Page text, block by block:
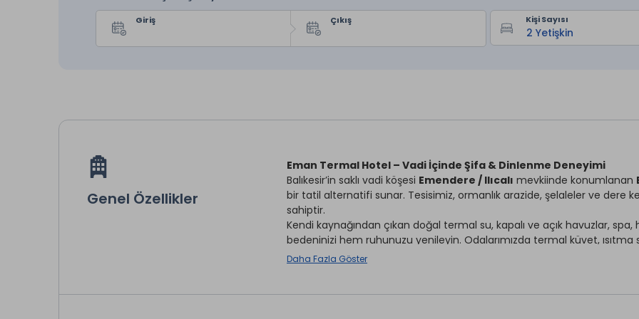
Giriş Çıkış Kişi Sayısı
Genel Özellikler
Eman Termal Hotel – Vadi İçinde Şifa & Dinlenme Deneyimi
Balıkesir’in saklı vadi köşesi Emendere / Ilıcalı mevkiinde konumlanan
bir tatil alternatifi sunar. Tesisimiz, ormanlık arazide, şelaleler ve dere
sahiptir.
Kendi kaynağından çıkan doğal termal su, kapalı ve açık havuzlar,
bedeninizi hem ruhunuzu yenileyin. Odalarımızda termal küvet,
modern özellikler bulunur.
Daha Fazla Göster